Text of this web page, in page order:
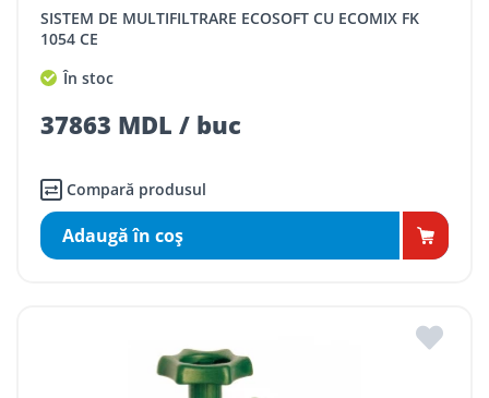
SISTEM DE MULTIFILTRARE ECOSOFT CU ECOMIX FK
1054 CE
În stoc
37863 MDL / buc
Compară produsul
Adaugă în coş